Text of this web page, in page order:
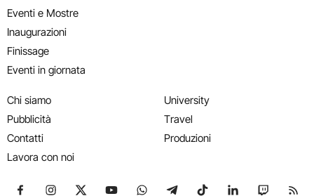
Eventi e Mostre
Inaugurazioni
Finissage
Eventi in giornata
Chi siamo
Pubblicità
Contatti
Lavora con noi
University
Travel
Produzioni
Seguici su Facebook
Seguici su Instagram
Seguici su X
Seguici su YouTube
Seguici su WhatsApp
Seguici su Telegram
Seguici su TikTok
Seguici su
Seguici